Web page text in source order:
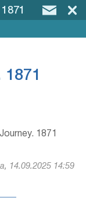
1871
14.09.2025 14:59